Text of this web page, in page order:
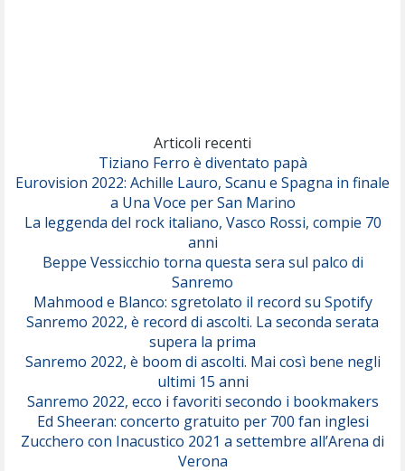
Serenamente
Articoli recenti
Tiziano Ferro è diventato papà
Eurovision 2022: Achille Lauro, Scanu e Spagna in finale
a Una Voce per San Marino
La leggenda del rock italiano, Vasco Rossi, compie 70
anni
Beppe Vessicchio torna questa sera sul palco di
Sanremo
Mahmood e Blanco: sgretolato il record su Spotify
Sanremo 2022, è record di ascolti. La seconda serata
supera la prima
Sanremo 2022, è boom di ascolti. Mai così bene negli
ultimi 15 anni
Sanremo 2022, ecco i favoriti secondo i bookmakers
Ed Sheeran: concerto gratuito per 700 fan inglesi
Zucchero con Inacustico 2021 a settembre all’Arena di
Verona